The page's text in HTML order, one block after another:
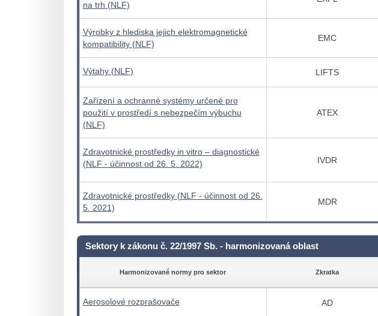
na trh (NLF)
Výrobky z hlediska jejich elektromagnetické
kompatibility (NLF)
EMC
Výtahy (NLF) LIFTS
Zařízení a ochranné systémy určené pro
použití v prostředí s nebezpečím výbuchu
(NLF)
ATEX
Zdravotnické prostředky in vitro – diagnostické
(NLF - účinnost od 26. 5. 2022)
IVDR
Zdravotnické prostředky (NLF - účinnost od 26.
5. 2021)
MDR
Sektory k zákonu č. 22/1997 Sb. - harmonizovaná oblast
Harmonizované normy pro sektor Zkratka
Aerosolové rozprašovače AD